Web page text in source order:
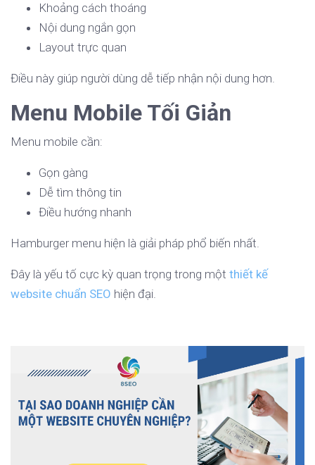
Khoảng cách thoáng
Nội dung ngắn gọn
Layout trực quan
Điều này giúp người dùng dễ tiếp nhận nội dung hơn.
Menu Mobile Tối Giản
Menu mobile cần:
Gọn gàng
Dễ tìm thông tin
Điều hướng nhanh
Hamburger menu hiện là giải pháp phổ biến nhất.
Đây là yếu tố cực kỳ quan trọng trong một thiết kế
website chuẩn SEO hiện đại.